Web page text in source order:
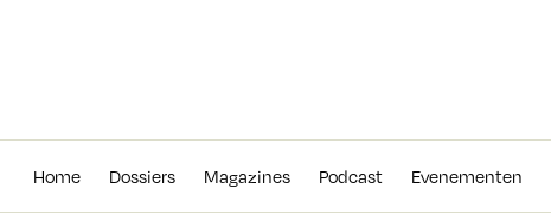
Home Dossiers Magazines Podcast Evenementen